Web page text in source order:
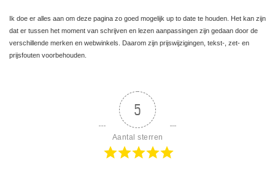
Ik doe er alles aan om deze pagina zo goed mogelijk up to date te houden. Het kan zijn
dat er tussen het moment van schrijven en lezen aanpassingen zijn gedaan door de
verschillende merken en webwinkels. Daarom zijn prijswijzigingen, tekst-, zet- en
prijsfouten voorbehouden.
5
Aantal sterren